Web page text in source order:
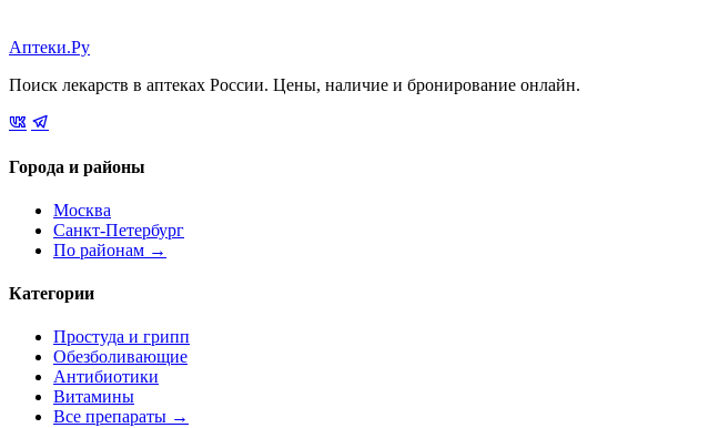
Аптеки.Ру
Поиск лекарств в аптеках России. Цены, наличие и бронирование онлайн.
Города и районы
Москва
Санкт-Петербург
По районам →
Категории
Простуда и грипп
Обезболивающие
Антибиотики
Витамины
Все препараты →